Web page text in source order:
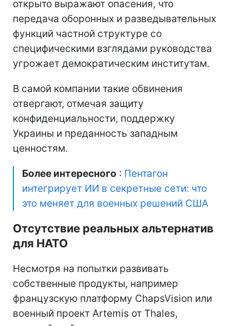
открыто выражают опасения, что
передача оборонных и разведывательных
функций частной структуре со
специфическими взглядами руководства
угрожает демократическим институтам.
В самой компании такие обвинения
отвергают, отмечая защиту
конфиденциальности, поддержку
Украины и преданность западным
ценностям.
Более интересного : Пентагон
интегрирует ИИ в секретные сети: что
это меняет для военных решений США
Отсутствие реальных альтернатив
для НАТО
Несмотря на попытки развивать
собственные продукты, например
французскую платформу ChapsVision или
военный проект Artemis от Thales,